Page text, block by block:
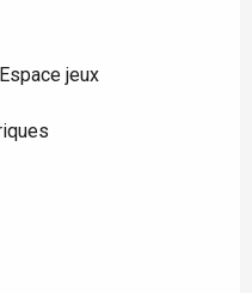
jeux